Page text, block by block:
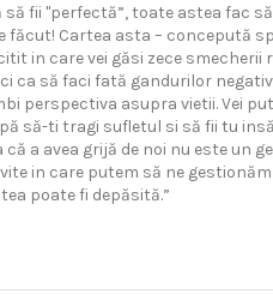
fii "perfectă”, toate astea fac
făcut! Cartea asta – concepută
in care vei găsi zece smecherii
ca să faci fată gandurilor
perspectiva asupra vietii. Vei
să-ti tragi sufletul si să fii tu
a avea grijă de noi nu este un
in care putem să ne
poate fi depăsită.”